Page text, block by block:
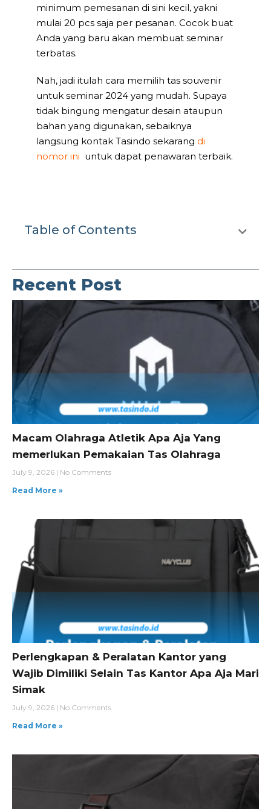
minimum pemesanan di sini kecil, yakni
mulai 20 pcs saja per pesanan. Cocok buat
Anda yang baru akan membuat seminar
terbatas.
Nah, jadi itulah cara memilih tas souvenir
untuk seminar 2024 yang mudah. Supaya
tidak bingung mengatur desain ataupun
bahan yang digunakan, sebaiknya
langsung kontak Tasindo sekarang di
nomor ini untuk dapat penawaran terbaik.
Table of Contents
Recent Post
Macam Olahraga Atletik Apa Aja Yang
memerlukan Pemakaian Tas Olahraga
July 9, 2026
No Comments
Read More »
Perlengkapan & Peralatan Kantor yang
Wajib Dimiliki Selain Tas Kantor Apa Aja Mari
Simak
July 9, 2026
No Comments
Read More »